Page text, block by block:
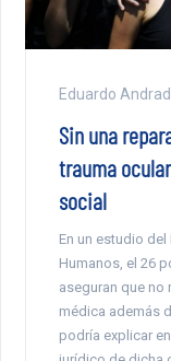
Eduardo
Sin una
trauma
social
En un estudio
Humanos, el 26
aseguran que no
médica además
podría explicar